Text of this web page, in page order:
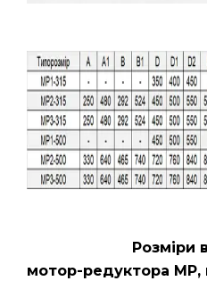
Розміри
мотор-редуктора МР,